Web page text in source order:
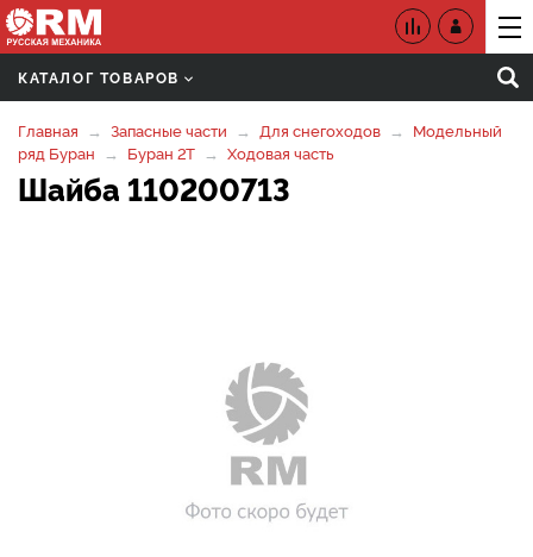
КАТАЛОГ ТОВАРОВ
Главная Запасные части Для снегоходов
Модельный
ряд Буран
Буран 2Т Ходовая часть
Шайба 110200713